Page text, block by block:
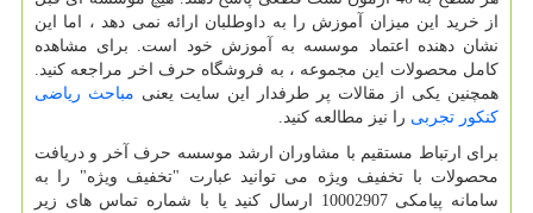
از خرید این میزان آموزش را به داوطلبان ارائه نمی دهد ، اما این
نشان دهنده اعتماد موسسه به آموزش خود است. برای مشاهده
کامل محصولات این مجموعه ، به فروشگاه حرف اخر مراجعه کنید.
همچنین یکی از مقالات پر طرفدار این سایت یعنی مباحث ریاضی
کنکور تجربی را نیز مطالعه کنید.
برای ارتباط مستقیم با مشاوران ارشد موسسه حرف آخر و دریافت
محصولات با تخفیف ویژه می توانید عبارت "تخفیف ویژه" را به
سامانه پیامکی 10002907 ارسال کنید یا با شماره تماس های زیر